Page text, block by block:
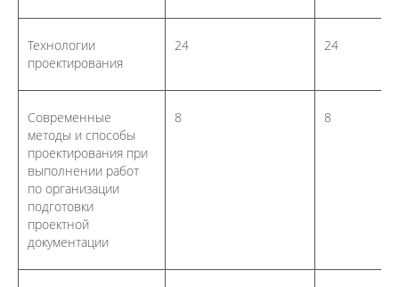
Технологии
проектирования
24 24
Современные
методы и способы
проектирования при
выполнении работ
по организации
подготовки
проектной
документации
8 8